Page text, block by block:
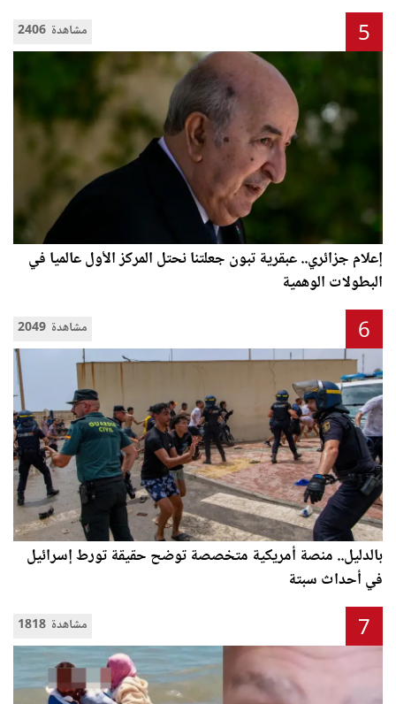
2406 مشاهدة 5
إعلام جزائري.. عبقرية تبون جعلتنا نحتل المركز الأول عالميا في
البطولات الوهمية
2049 مشاهدة 6
بالدليل.. منصة أمريكية متخصصة توضح حقيقة تورط إسرائيل
في أحداث سبتة
1818 مشاهدة 7